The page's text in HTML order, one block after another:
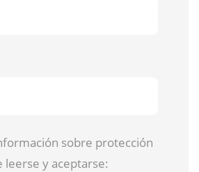
sobre protección
leerse y aceptarse: